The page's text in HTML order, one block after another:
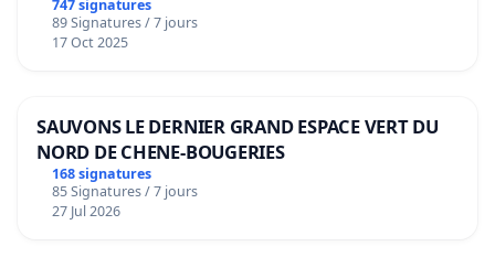
de notre territoire »
747 signatures
89 Signatures / 7 jours
17 Oct 2025
SAUVONS LE DERNIER GRAND ESPACE VERT DU
NORD DE CHENE-BOUGERIES
168 signatures
85 Signatures / 7 jours
27 Jul 2026